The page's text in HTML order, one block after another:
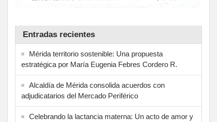
Entradas recientes
Mérida territorio sostenible: Una propuesta
estratégica por María Eugenia Febres Cordero R.
Alcaldía de Mérida consolida acuerdos con
adjudicatarios del Mercado Periférico
Celebrando la lactancia materna: Un acto de amor y